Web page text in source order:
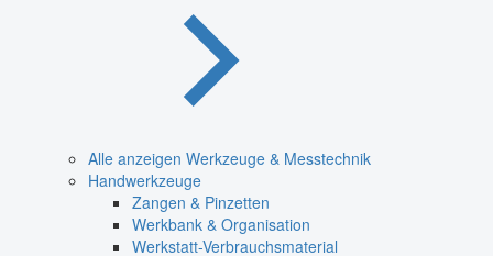
Alle anzeigen Werkzeuge & Messtechnik
Handwerkzeuge
Zangen & Pinzetten
Werkbank & Organisation
Werkstatt-Verbrauchsmaterial